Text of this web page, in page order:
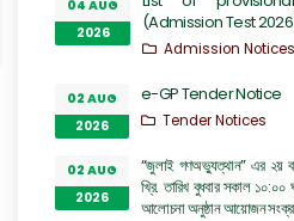
04 AUG
2026
(Admission Test
Admission Notices
02 AUG
2026
e-GP Tender Notice
Tender Notices
02 AUG
2026
“জুলাই গণঅভ্যুত্থান” এর ২য়
খ্রি. তারিখ বুধবার সকাল ১০:০০
আলোচনা অনুষ্ঠান আয়োজন